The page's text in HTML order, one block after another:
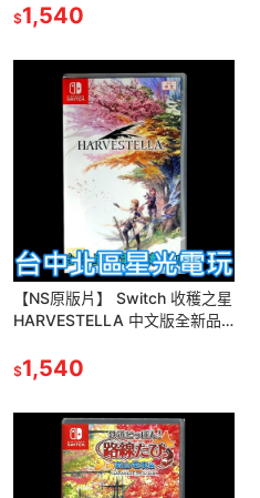
$1,540
【NS原版片】 Switch 收穫之星
HARVESTELLA 中文版全新品
$1,540